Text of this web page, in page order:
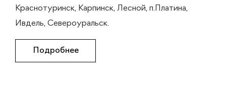
Краснотуринск, Карпинск, Лесной, п.Платина,
Ивдель, Североуральск.
Подробнее